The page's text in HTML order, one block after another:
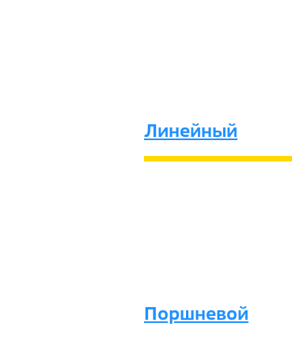
Линейный
Поршневой